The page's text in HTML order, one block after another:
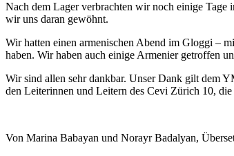
Nach dem Lager verbrachten wir noch einige
wir uns daran gewöhnt.
Wir hatten einen armenischen Abend im Gloggi –
haben. Wir haben auch einige Armenier getroffen
Wir sind allen sehr dankbar. Unser Dank gilt dem
den Leiterinnen und Leitern des Cevi Zürich 10,
Von Marina Babayan und Norayr Badalyan,